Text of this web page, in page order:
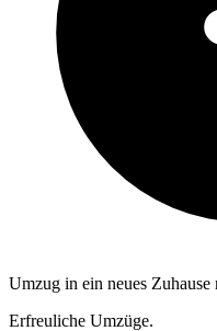
Umzug in ein neues Zuhause
Erfreuliche Umzüge.